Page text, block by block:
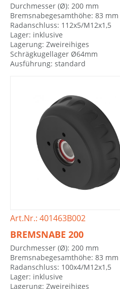
Durchmesser (Ø): 200 mm
Bremsnabegesamthöhe: 83 mm
Radanschluss: 112x5/M12x1,5
Lager: inklusive
Lagerung: Zweireihiges
Schrägkugellager Ø64mm
Ausführung: standard
Art.Nr.: 401463B002
BREMSNABE 200
Durchmesser (Ø): 200 mm
Bremsnabegesamthöhe: 83 mm
Radanschluss: 100x4/M12x1,5
Lager: inklusive
Lagerung: Zweireihiges